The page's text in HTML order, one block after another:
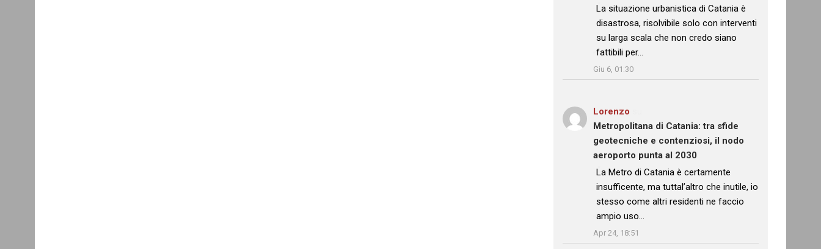
: “La situazione urbanistica di Catania è
disastrosa, risolvibile solo con interventi
su larga scala che non credo siano
fattibili per…
Giu 6, 01:30
Lorenzo
Metropolitana di Catania: tra sfide
geotecniche e contenziosi, il nodo
aeroporto punta al 2030
: “La Metro di Catania è certamente
insufficente, ma tuttal’altro che inutile, io
stesso come altri residenti ne faccio
ampio uso…
Apr 24, 18:51